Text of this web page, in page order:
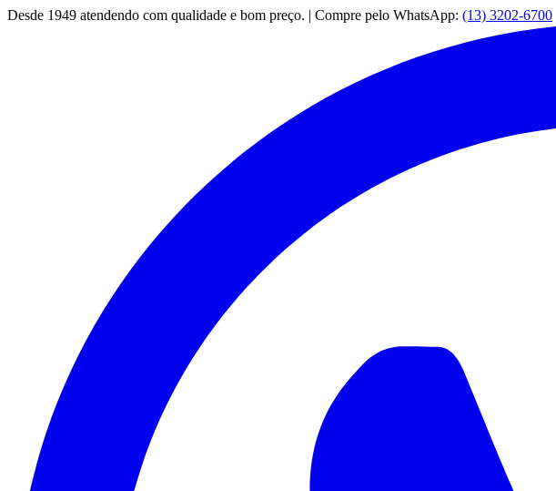
Desde 1949 atendendo com qualidade e bom preço. | Compre pelo WhatsApp: (13) 3202-6700